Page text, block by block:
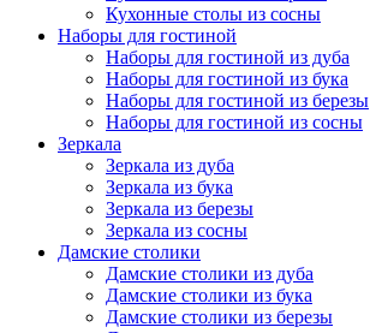
Кухонные столы из сосны
Наборы для гостиной
Наборы для гостиной из дуба
Наборы для гостиной из бука
Наборы для гостиной из березы
Наборы для гостиной из сосны
Зеркала
Зеркала из дуба
Зеркала из бука
Зеркала из березы
Зеркала из сосны
Дамские столики
Дамские столики из дуба
Дамские столики из бука
Дамские столики из березы